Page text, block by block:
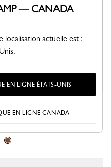
Cuir - Cajou
— CANADA
actuelle est :
EN LIGNE ÉTATS-UNIS
EN LIGNE CANADA